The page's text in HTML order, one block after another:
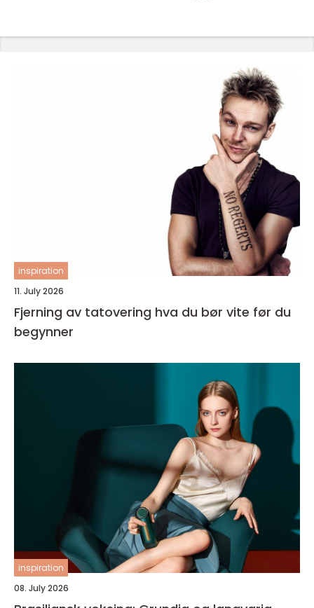
inspiration
11. July 2026
Fjerning av tatovering hva du bør vite før du
begynner
inspiration
08. July 2026